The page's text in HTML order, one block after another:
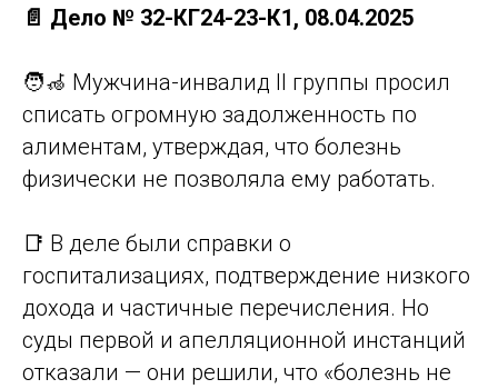
📄 Дело № 32-КГ24-23-К1, 08.04.2025
🧑‍🦽 Мужчина-инвалид II группы просил
списать огромную задолженность по
алиментам, утверждая, что болезнь
физически не позволяла ему работать.
📑 В деле были справки о
госпитализациях, подтверждение низкого
дохода и частичные перечисления. Но
суды первой и апелляционной инстанций
отказали — они решили, что «болезнь не